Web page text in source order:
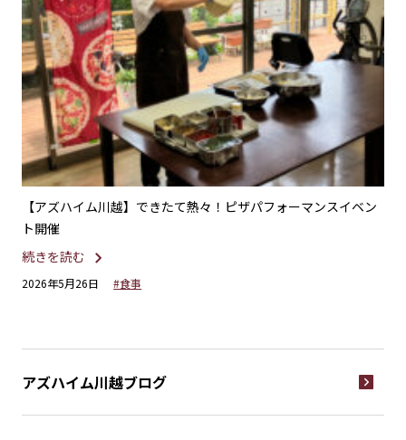
【アズハイム川越】できたて熱々！ピザパフォーマンスイベン
ト開催
続きを読む
2026年5月26日 #食事
アズハイム川越ブログ